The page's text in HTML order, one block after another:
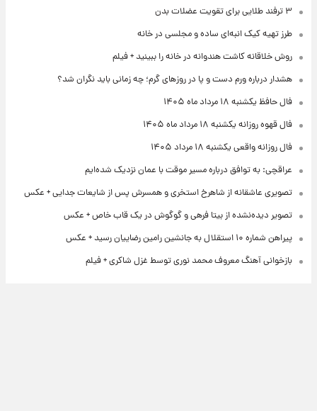
۳ ترفند طلایی برای تقویت عضلات بدن
طرز تهیه کیک انبه‌ای ساده و مجلسی در خانه
روش خلاقانه کاشت هندوانه در خانه را ببینید + فیلم
هشدار درباره ورم دست و پا در روزهای گرم؛ چه زمانی باید نگران شد؟
فال حافظ یکشنبه ۱۸ مرداد ماه ۱۴۰۵
فال قهوه روزانه یکشنبه ۱۸ مرداد ماه ۱۴۰۵
فال روزانه واقعی یکشنبه ۱۸ مرداد ۱۴۰۵
عراقچی: به توافق درباره مسیر موقت با عمان نزدیک شده‌ایم
تصویری عاشقانه از شاهرخ استخری و همسرش پس از شایعات جدایی + عکس
تصویر دیده‌نشده از بیتا فرهی و گوگوش در یک قاب خاص + عکس
پیراهن شماره ۱۰ استقلال به جانشین رامین رضاییان رسید + عکس
بازخوانی آهنگ معروف محمد نوری توسط غزل شاکری + فیلم